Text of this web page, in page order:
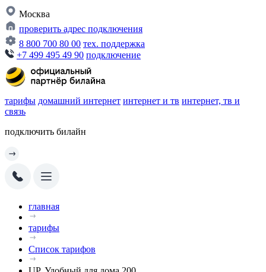
Москва
проверить адрес подключения
8 800 700 80 00 тех. поддержка
+7 499 495 49 90 подключение
тарифы домашний интернет интернет и тв интернет, тв и
связь
подключить билайн
главная
тарифы
Список тарифов